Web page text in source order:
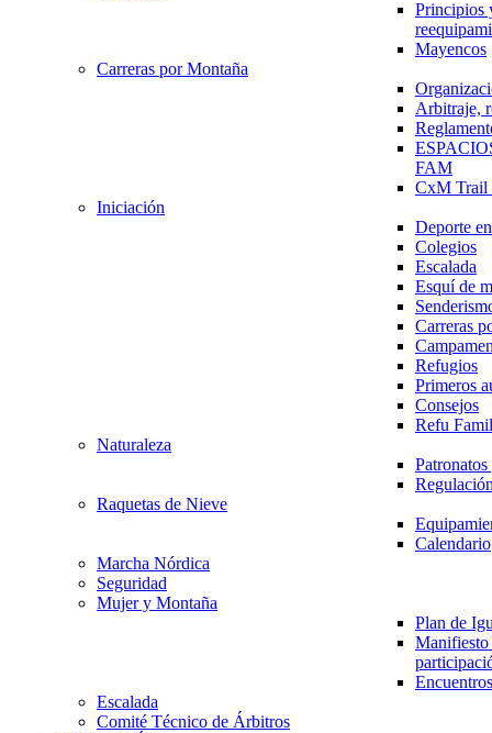
Principios
Mayencos
Carreras por Montaña
Arbitraje,
FAM
CxM
Iniciación
Deporte
Colegios
Escalada
Esquí de
Carreras
Refugios
Primeros
Consejos
Refu
Naturaleza
Raquetas de Nieve
Calendario
Marcha Nórdica
Seguridad
Mujer y Montaña
Plan de
Escalada
Comité Técnico de Árbitros